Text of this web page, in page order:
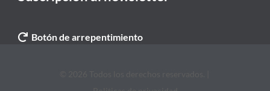
Botón de arrepentimiento